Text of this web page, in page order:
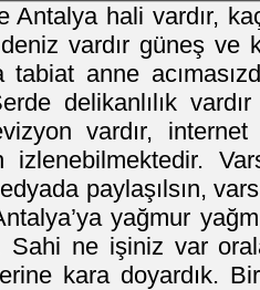
Antalya hali vardır,
deniz vardır güneş
tabiat anne
delikanlılık
vardır,
paylaşılsın,
yağmur
Sahi ne işiniz var
kara doyardık.